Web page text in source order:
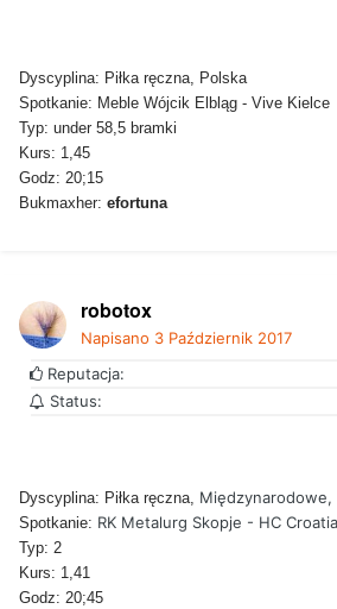
Dyscyplina: Piłka ręczna, Polska
Spotkanie: Meble Wójcik Elbląg - Vive Kielce
Typ: under 58,5 bramki
Kurs: 1,45
Godz: 20;15
Bukmaxher: efortuna
robotox
Napisano 3 Październik 2017
Reputacja:
Status:
Dyscyplina: Piłka ręczna, Międzynarodowe,
Spotkanie: RK Metalurg Skopje - HC
Typ: 2
Kurs: 1,41
Godz: 20;45